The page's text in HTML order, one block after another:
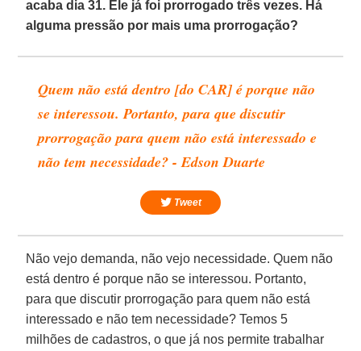
acaba dia 31. Ele já foi prorrogado três vezes. Há
alguma pressão por mais uma prorrogação?
Quem não está dentro [do CAR] é porque não
se interessou. Portanto, para que discutir
prorrogação para quem não está interessado e
não tem necessidade? - Edson Duarte
Tweet
Não vejo demanda, não vejo necessidade. Quem não
está dentro é porque não se interessou. Portanto,
para que discutir prorrogação para quem não está
interessado e não tem necessidade? Temos 5
milhões de cadastros, o que já nos permite trabalhar